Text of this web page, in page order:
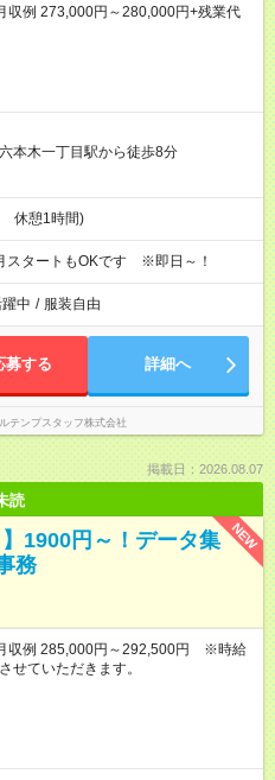
例 273,000円～280,000円+残業代
六本木一丁目駅から徒歩8分
休憩1時間)
スタートもOKです ※即日～！
中 / 服装自由
募する 詳細へ
テンプスタッフ株式会社
掲載日：2026.08.07
読
NEW
1900円～！データ集
務
収例 285,000円～292,500円 ※時給
せていただきます。